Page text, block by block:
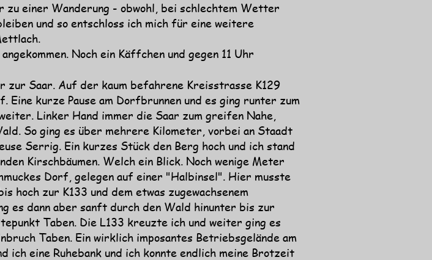
einer Wanderung - obwohl, bei schlechtem Wetter
und so entschloss ich mich für eine weitere
Noch ein Käffchen und gegen 11 Uhr
Saar. Auf der kaum befahrene Kreisstrasse K129
Eine kurze Pause am Dorfbrunnen und es ging runter zum
Linker Hand immer die Saar zum greifen Nahe,
So ging es über mehrere Kilometer, vorbei an Staadt
Serrig. Ein kurzes Stück den Berg hoch und ich stand
Kirschbäumen. Welch ein Blick. Noch wenige Meter
Dorf, gelegen auf einer "Halbinsel". Hier musste
hoch zur K133 und dem etwas zugewachsenem
es dann aber sanft durch den Wald hinunter bis zur
Taben. Die L133 kreuzte ich und weiter ging es
Taben. Ein wirklich imposantes Betriebsgelände am
ich eine Ruhebank und ich konnte endlich meine Brotzeit